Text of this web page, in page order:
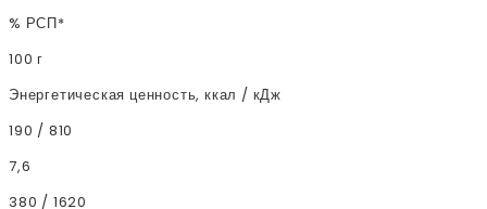
% РСП*
100 г
Энергетическая ценность, ккал / кДж
190 / 810
7,6
380 / 1620